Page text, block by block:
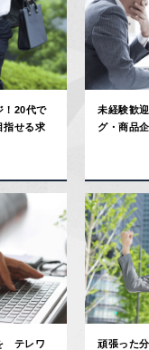
！20代で
指せる求
未経験歓
グ・商品
テレワ 頑張った